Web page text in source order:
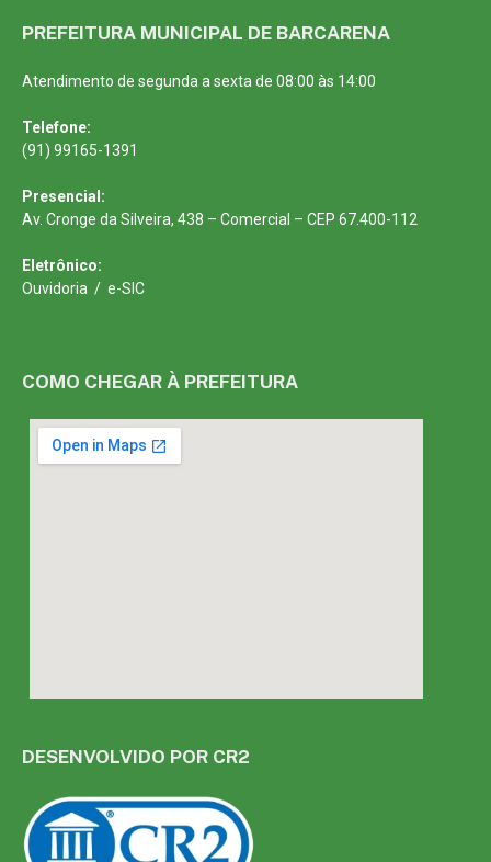
PREFEITURA MUNICIPAL DE BARCARENA
Atendimento de segunda a sexta de 08:00 às 14:00
Telefone:
(91) 99165-1391
Presencial:
Av. Cronge da Silveira, 438 – Comercial – CEP 67.400-112
Eletrônico:
Ouvidoria / e-SIC
COMO CHEGAR À PREFEITURA
DESENVOLVIDO POR CR2